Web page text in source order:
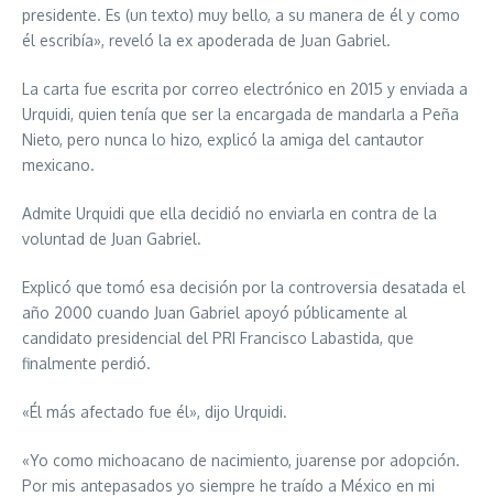
presidente. Es (un texto) muy bello, a su manera de él y como
él escribía», reveló la ex apoderada de Juan Gabriel.
La carta fue escrita por correo electrónico en 2015 y enviada a
Urquidi, quien tenía que ser la encargada de mandarla a Peña
Nieto, pero nunca lo hizo, explicó la amiga del cantautor
mexicano.
Admite Urquidi que ella decidió no enviarla en contra de la
voluntad de Juan Gabriel.
Explicó que tomó esa decisión por la controversia desatada el
año 2000 cuando Juan Gabriel apoyó públicamente al
candidato presidencial del PRI Francisco Labastida, que
finalmente perdió.
«Él más afectado fue él», dijo Urquidi.
«Yo como michoacano de nacimiento, juarense por adopción.
Por mis antepasados yo siempre he traído a México en mi